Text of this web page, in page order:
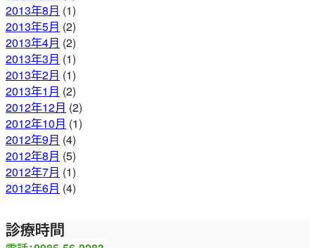
2013年8月 (1)
2013年5月 (2)
2013年4月 (2)
2013年3月 (1)
2013年2月 (1)
2013年1月 (2)
2012年12月 (2)
2012年10月 (1)
2012年9月 (4)
2012年8月 (5)
2012年7月 (1)
2012年6月 (4)
診療時間